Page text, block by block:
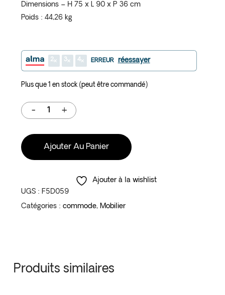
Dimensions – H 75 x L 90 x P 36 cm
Poids : 44,26 kg
2 3 4 ERREUR réessayer
Plus que 1 en stock (peut être commandé)
Ajouter Au Panier
Ajouter à la wishlist
UGS : F5D059
Catégories : commode, Mobilier
Produits similaires